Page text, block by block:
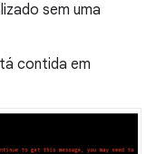
sem uma
contida em